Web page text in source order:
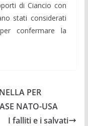
di Ciancio con
stati considerati
confermare la
PER
NATO-USA
I falliti e i salvati